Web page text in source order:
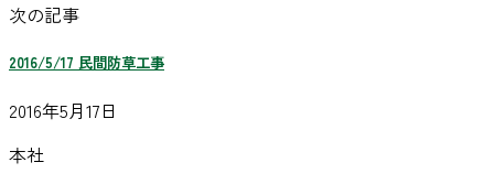
次の記事
2016/5/17 民間防草工事
2016年5月17日
本社